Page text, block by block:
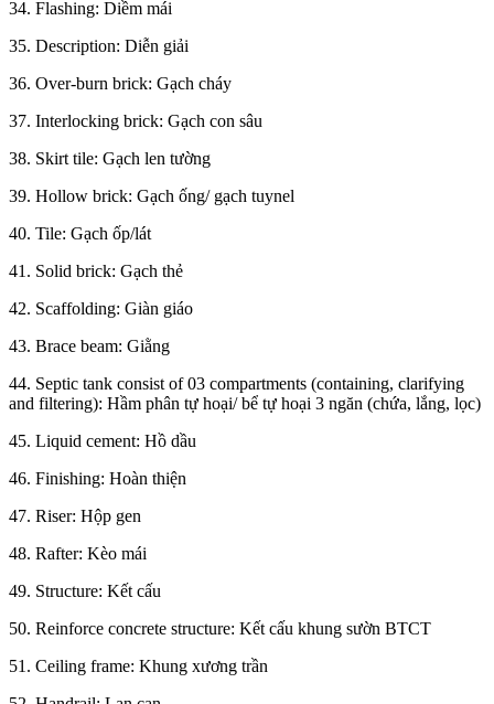
34. Flashing: Diềm mái
35. Description: Diễn giải
36. Over-burn brick: Gạch cháy
37. Interlocking brick: Gạch con sâu
38. Skirt tile: Gạch len tường
39. Hollow brick: Gạch ống/ gạch tuynel
40. Tile: Gạch ốp/lát
41. Solid brick: Gạch thẻ
42. Scaffolding: Giàn giáo
43. Brace beam: Giằng
44. Septic tank consist of 03 compartments (containing, clarifying
and filtering): Hầm phân tự hoại/ bể tự hoại 3 ngăn (chứa, lắng, lọc)
45. Liquid cement: Hồ dầu
46. Finishing: Hoàn thiện
47. Riser: Hộp gen
48. Rafter: Kèo mái
49. Structure: Kết cấu
50. Reinforce concrete structure: Kết cấu khung sườn BTCT
51. Ceiling frame: Khung xương trần